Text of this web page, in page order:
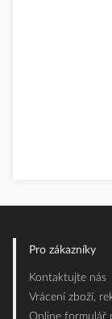
Pro zákazníky
Kontaktujte nás
Vrácení zboží,